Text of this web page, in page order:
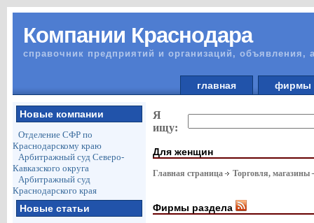
Компании Краснодара
справочник предприятий и организаций, объявления,
главная
Новые компании
Отделение СФР по
Краснодарскому краю
Арбитражный суд Северо-
Кавказского округа
Арбитражный суд
Краснодарского края
Новые статьи
Я
ищу:
Для женщин
Главная страница Торговля, магазины
Фирмы раздела